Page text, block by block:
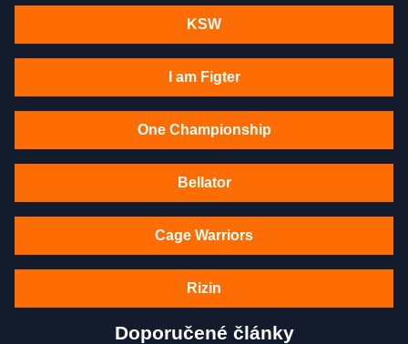
KSW
I am Figter
One Championship
Bellator
Cage Warriors
Rizin
Doporučené články